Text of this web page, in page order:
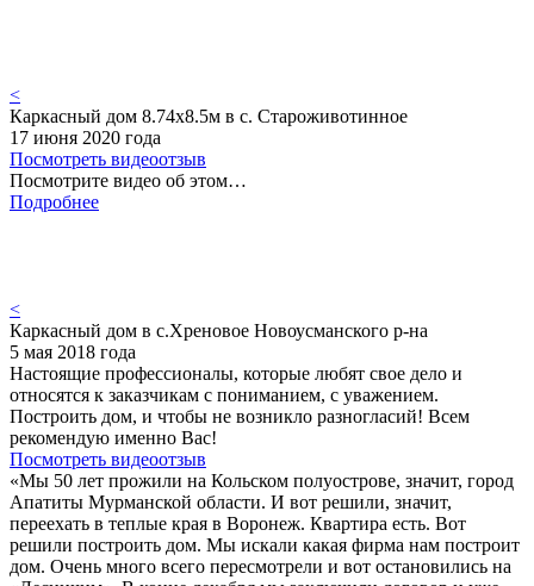
<
Каркасный дом 8.74х8.5м в с. Староживотинное
17 июня 2020 года
Посмотреть видеоотзыв
Посмотрите видео об этом…
Подробнее
<
Каркасный дом в с.Хреновое Новоусманского р-на
5 мая 2018 года
Настоящие профессионалы, которые любят свое дело и
относятся к заказчикам с пониманием, с уважением.
Построить дом, и чтобы не возникло разногласий! Всем
рекомендую именно Вас!
Посмотреть видеоотзыв
«Мы 50 лет прожили на Кольском полуострове, значит, город
Апатиты Мурманской области. И вот решили, значит,
переехать в теплые края в Воронеж. Квартира есть. Вот
решили построить дом. Мы искали какая фирма нам построит
дом. Очень много всего пересмотрели и вот остановились на